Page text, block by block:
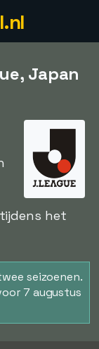
Japan
het
seizoenen.
7 augustus